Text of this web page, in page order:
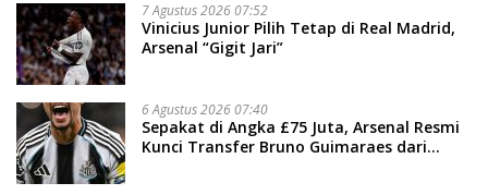
7 Agustus 2026 07:52
Vinicius Junior Pilih Tetap di Real Madrid,
Arsenal “Gigit Jari”
6 Agustus 2026 07:40
Sepakat di Angka £75 Juta, Arsenal Resmi
Kunci Transfer Bruno Guimaraes dari